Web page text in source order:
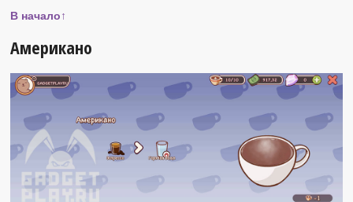
В начало↑
Американо